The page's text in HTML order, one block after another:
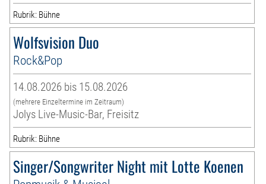
Rubrik: Bühne
Wolfsvision Duo
Rock&Pop
14.08.2026 bis 15.08.2026
(mehrere Einzeltermine im Zeitraum)
Jolys Live-Music-Bar, Freisitz
Rubrik: Bühne
Singer/Songwriter Night mit Lotte Koenen